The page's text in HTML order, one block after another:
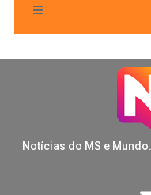
Notícias do MS e Mundo.